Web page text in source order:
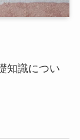
知識につい